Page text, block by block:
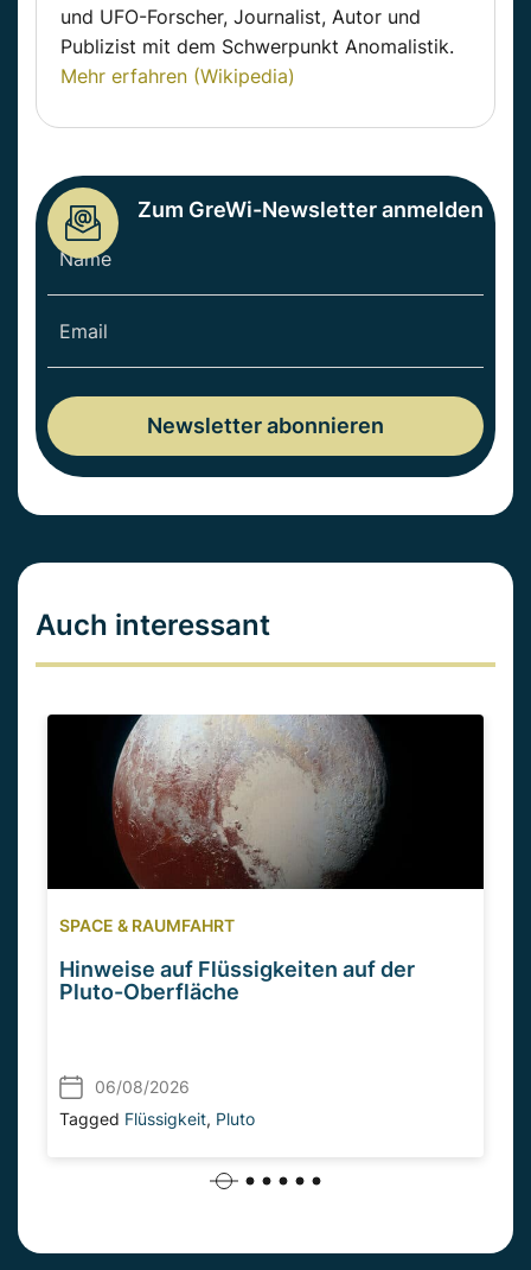
und UFO-Forscher, Journalist, Autor und
Publizist mit dem Schwerpunkt Anomalistik.
Mehr erfahren (Wikipedia)
Zum GreWi-Newsletter anmelden
Auch interessant
SPACE & RAUMFAHRT
Hinweise auf Flüssigkeiten auf der
Pluto-Oberfläche
06/08/2026
Tagged Flüssigkeit, Pluto